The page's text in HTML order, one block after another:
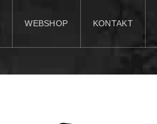
WEBSHOP KONTAKT